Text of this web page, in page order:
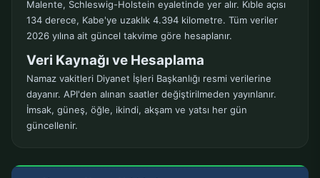
Malente, Schleswig-Holstein eyaletinde yer alır. Kıble açısı
134 derece, Kabe'ye uzaklık 4.394 kilometre. Tüm veriler
2026 yılına ait güncel takvime göre hesaplanır.
Veri Kaynağı ve Hesaplama
Namaz vakitleri Diyanet İşleri Başkanlığı resmi verilerine
dayanır. API'den alınan saatler değiştirilmeden yayınlanır.
İmsak, güneş, öğle, ikindi, akşam ve yatsı her gün
güncellenir.